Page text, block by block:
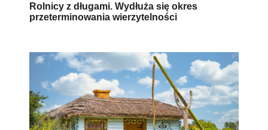
Rolnicy z długami. Wydłuża się okres
przeterminowania wierzytelności